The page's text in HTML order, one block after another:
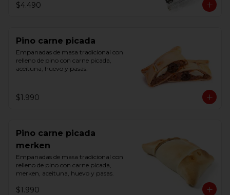
$4.490
Pino carne picada
Empanadas de masa tradicional con
relleno de pino con carne picada,
aceituna, huevo y pasas.
$1.990
Pino carne picada
merken
Empanadas de masa tradicional con
relleno de pino con carne picada,
merken, aceituna, huevo y pasas.
$1.990